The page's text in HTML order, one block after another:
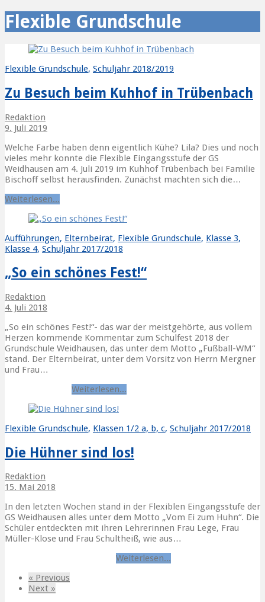
Flexible Grundschule
Flexible Grundschule, Schuljahr 2018/2019
Zu Besuch beim Kuhhof in Trübenbach
Redaktion
9. Juli 2019
Welche Farbe haben denn eigentlich Kühe? Lila? Dies und noch
vieles mehr konnte die Flexible Eingangsstufe der GS
Weidhausen am 4. Juli 2019 im Kuhhof Trübenbach bei Familie
Bischoff selbst herausfinden. Zunächst machten sich die…
Weiterlesen...
Aufführungen, Elternbeirat, Flexible Grundschule, Klasse 3,
Klasse 4, Schuljahr 2017/2018
„So ein schönes Fest!“
Redaktion
4. Juli 2018
„So ein schönes Fest!“- das war der meistgehörte, aus vollem
Herzen kommende Kommentar zum Schulfest 2018 der
Grundschule Weidhausen, das unter dem Motto „Fußball-WM“
stand. Der Elternbeirat, unter dem Vorsitz von Herrn Mergner
und Frau…
Weiterlesen...
Flexible Grundschule, Klassen 1/2 a, b, c, Schuljahr 2017/2018
Die Hühner sind los!
Redaktion
15. Mai 2018
In den letzten Wochen stand in der Flexiblen Eingangsstufe der
GS Weidhausen alles unter dem Motto „Vom Ei zum Huhn“. Die
Schüler entdeckten mit ihren Lehrerinnen Frau Lege, Frau
Müller-Klose und Frau Schultheiß, wie aus…
Weiterlesen...
« Previous
Next »